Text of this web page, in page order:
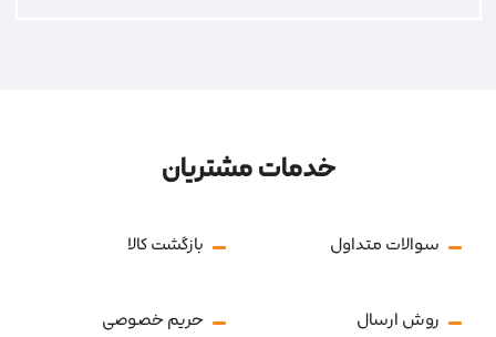
خدمات مشتریان
سوالات متداول بازگشت کالا
روش ارسال حریم خصوصی